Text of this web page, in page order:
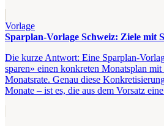
Vorlage
Sparplan-Vorlage Schweiz: Ziele mit
Die kurze Antwort: Eine Sparplan-
sparen» einen konkreten Monatsplan
Monatsrate. Genau diese
Monate – ist es, die aus dem Vorsatz